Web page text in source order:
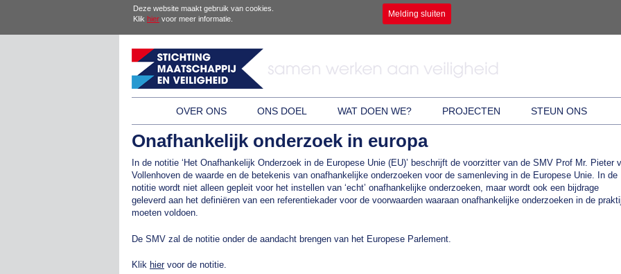
Deze website maakt gebruik van cookies.
Klik hier voor meer informatie. Melding sluiten
OVER ONS ONS DOEL WAT DOEN WE? PROJECTEN STEUN ONS
Onafhankelijk onderzoek in europa
In de notitie ‘Het Onafhankelijk Onderzoek in de Europese Unie (EU)’ beschrijft de voorzitter van de SMV Prof Mr. Pieter
Vollenhoven de waarde en de betekenis van onafhankelijke onderzoeken voor de samenleving in de Europese Unie. In de
notitie wordt niet alleen gepleit voor het instellen van ‘echt’ onafhankelijke onderzoeken, maar wordt ook een bijdrage
geleverd aan het definiëren van een referentiekader voor de voorwaarden waaraan onafhankelijke onderzoeken in de
moeten voldoen.
De SMV zal de notitie onder de aandacht brengen van het Europese Parlement.
Klik hiervoor de notitie.